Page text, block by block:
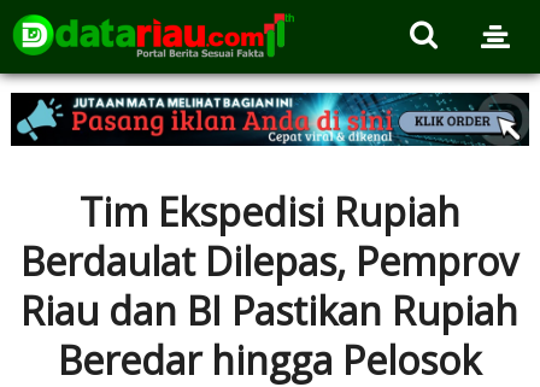
Tim Ekspedisi Rupiah
Berdaulat Dilepas, Pemprov
Riau dan BI Pastikan Rupiah
Beredar hingga Pelosok